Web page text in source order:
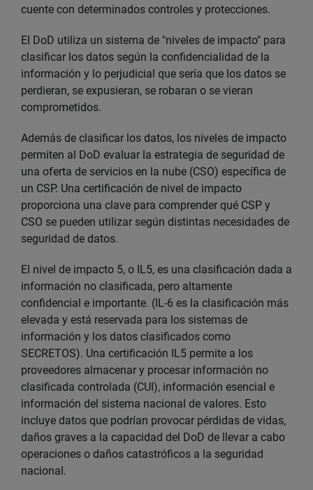
cuente con determinados controles y protecciones.
El DoD utiliza un sistema de "niveles de impacto" para
clasificar los datos según la confidencialidad de la
información y lo perjudicial que sería que los datos se
perdieran, se expusieran, se robaran o se vieran
comprometidos.
Además de clasificar los datos, los niveles de impacto
permiten al DoD evaluar la estrategia de seguridad de
una oferta de servicios en la nube (CSO) específica de
un CSP. Una certificación de nivel de impacto
proporciona una clave para comprender qué CSP y
CSO se pueden utilizar según distintas necesidades de
seguridad de datos.
El nivel de impacto 5, o IL5, es una clasificación dada a
información no clasificada, pero altamente
confidencial e importante. (IL-6 es la clasificación más
elevada y está reservada para los sistemas de
información y los datos clasificados como
SECRETOS). Una certificación IL5 permite a los
proveedores almacenar y procesar información no
clasificada controlada (CUI), información esencial e
información del sistema nacional de valores. Esto
incluye datos que podrían provocar pérdidas de vidas,
daños graves a la capacidad del DoD de llevar a cabo
operaciones o daños catastróficos a la seguridad
nacional.